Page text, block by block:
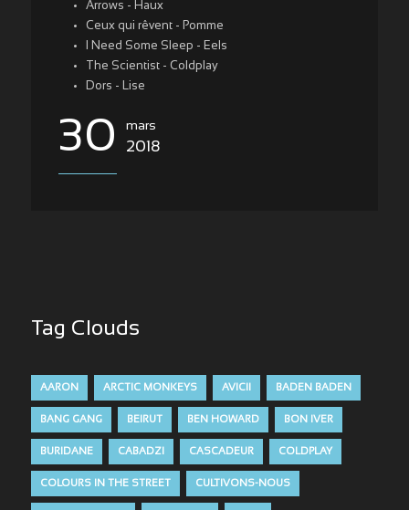
Arrows - Haux
Ceux qui rêvent - Pomme
I Need Some Sleep - Eels
The Scientist - Coldplay
Dors - Lise
30 mars
2018
Tag Clouds
AARON ARCTIC MONKEYS AVICII BADEN BADEN
BANG GANG BEIRUT BEN HOWARD BON IVER
BURIDANE CABADZI CASCADEUR COLDPLAY
COLOURS IN THE STREET CULTIVONS-NOUS